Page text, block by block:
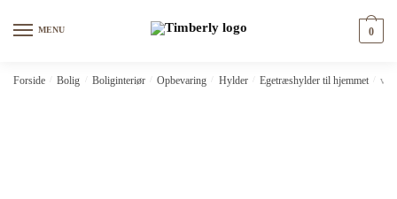
MENU 0
Forside Bolig Boliginteriør Opbevaring Hylder Egetræshylder til hjemmet